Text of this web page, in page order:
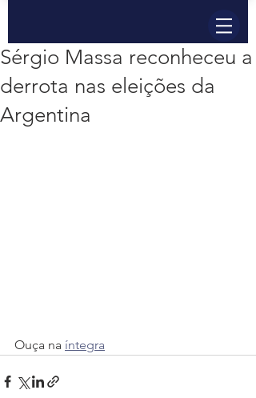
Sérgio Massa reconheceu a
derrota nas eleições da
Argentina
Ouça na íntegra